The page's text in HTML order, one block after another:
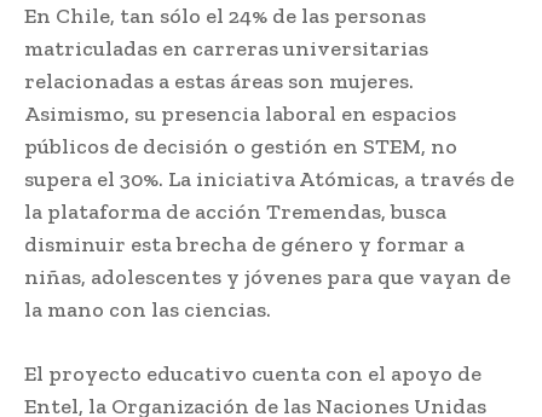
En Chile, tan sólo el 24% de las personas
matriculadas en carreras universitarias
relacionadas a estas áreas son mujeres.
Asimismo, su presencia laboral en espacios
públicos de decisión o gestión en STEM, no
supera el 30%. La iniciativa Atómicas, a través de
la plataforma de acción Tremendas, busca
disminuir esta brecha de género y formar a
niñas, adolescentes y jóvenes para que vayan de
la mano con las ciencias.
El proyecto educativo cuenta con el apoyo de
Entel, la Organización de las Naciones Unidas